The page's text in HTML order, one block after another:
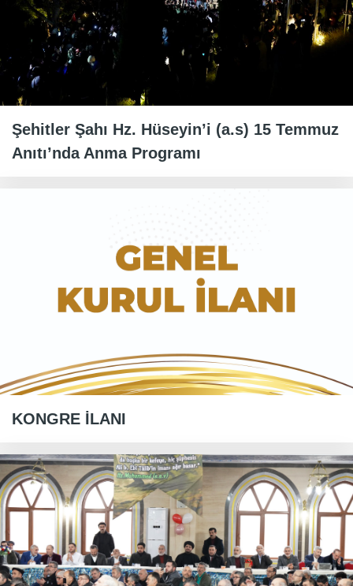
Şehitler Şahı Hz. Hüseyin’i (a.s) 15 Temmuz
Anıtı’nda Anma Programı
KONGRE İLANI